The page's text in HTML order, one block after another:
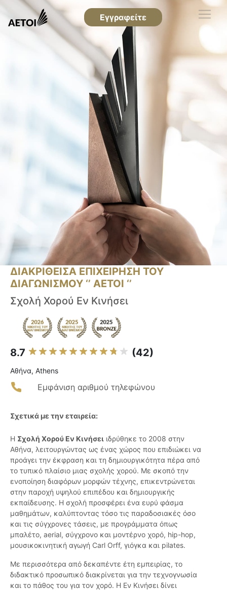
Εγγραφείτε
ΔΙΑΚΡΙΘΕΙΣΑ ΕΠΙΧΕΙΡΗΣΗ ΤΟΥ
ΔΙΑΓΩΝΙΣΜΟΥ ‘’ ΑΕΤΟΙ ‘’
Σχολή Χορού Εν Κινήσει
8.7 (42)
Αθήνα, Athens
Εμφάνιση αριθμού τηλεφώνου
Σχετικά με την εταιρεία:
Η Σχολή Χορού Εν Κινήσει ιδρύθηκε το 2008 στην
Αθήνα, λειτουργώντας ως ένας χώρος που επιδιώκει να
προάγει την έκφραση και τη δημιουργικότητα πέρα από
το τυπικό πλαίσιο μιας σχολής χορού. Με σκοπό την
ενοποίηση διαφόρων μορφών τέχνης, επικεντρώνεται
στην παροχή υψηλού επιπέδου και δημιουργικής
εκπαίδευσης. Η σχολή προσφέρει ένα ευρύ φάσμα
μαθημάτων, καλύπτοντας τόσο τις παραδοσιακές όσο
και τις σύγχρονες τάσεις, με προγράμματα όπως
μπαλέτο, aerial, σύγχρονο και μοντέρνο χορό, hip-hop,
μουσικοκινητική αγωγή Carl Orff, γιόγκα και pilates.
Με περισσότερα από δεκαπέντε έτη εμπειρίας, το
διδακτικό προσωπικό διακρίνεται για την τεχνογνωσία
και το πάθος του για τον χορό. Η Εν Κινήσει δίνει